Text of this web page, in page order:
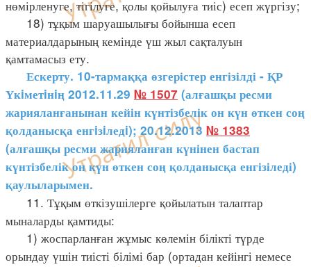
нөмірленуге, тігілуге, қолы қойылуға тиіс) есеп жүргізу;
18) тұқым шаруашылығы бойынша есеп
материалдарының кемінде үш жыл сақталуын
қамтамасыз ету.
Ескерту. 10-тармаққа өзгерістер енгізілді - ҚР
Үкiметiнiң 2012.11.29 № 1507 (алғашқы ресми
жарияланғанынан кейін күнтізбелік он күн өткен соң
қолданысқа енгiзiледi); 20.12.2013 № 1383
(алғашқы ресми жарияланған күнінен бастап
күнтізбелік он күн өткен соң қолданысқа енгізіледі)
қаулыларымен.
11. Тұқым өткізушілерге қойылатын талаптар
мыналарды қамтиды:
1) жоспарланған жұмыс көлемін білікті түрде
орындау үшін тиісті білімі бар (ортадан кейінгі немесе